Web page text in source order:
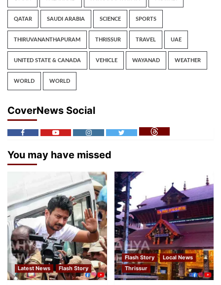
QATAR SAUDI ARABIA SCIENCE SPORTS
THIRUVANANTHAPURAM THRISSUR TRAVEL UAE
UNITED STATE & CANADA VEHICLE WAYANAD WEATHER
WORLD WORLD
CoverNews Social
You may have missed
Latest News Flash Story
Flash Story
Local News
Thrissur